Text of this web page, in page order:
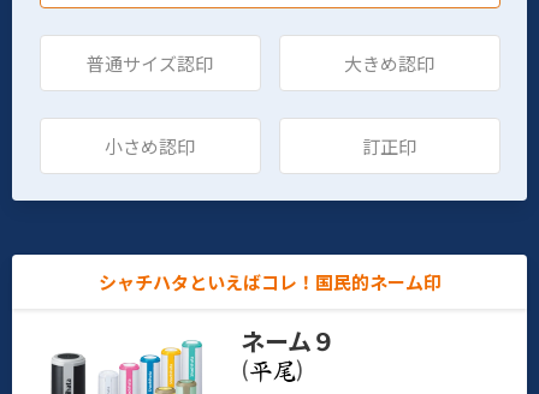
普通サイズ認印 大きめ認印
小さめ認印 訂正印
シャチハタといえばコレ！国民的ネーム印
ネーム９
(
)